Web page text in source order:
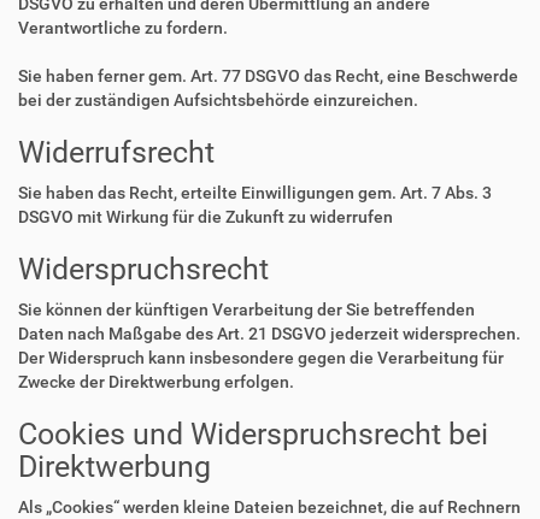
DSGVO zu erhalten und deren Übermittlung an andere
Verantwortliche zu fordern.
Sie haben ferner gem. Art. 77 DSGVO das Recht, eine Beschwerde
bei der zuständigen Aufsichtsbehörde einzureichen.
Widerrufsrecht
Sie haben das Recht, erteilte Einwilligungen gem. Art. 7 Abs. 3
DSGVO mit Wirkung für die Zukunft zu widerrufen
Widerspruchsrecht
Sie können der künftigen Verarbeitung der Sie betreffenden
Daten nach Maßgabe des Art. 21 DSGVO jederzeit widersprechen.
Der Widerspruch kann insbesondere gegen die Verarbeitung für
Zwecke der Direktwerbung erfolgen.
Cookies und Widerspruchsrecht bei
Direktwerbung
Als „Cookies“ werden kleine Dateien bezeichnet, die auf Rechnern